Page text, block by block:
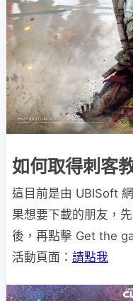
如何取得刺客
這目前是由 UBISoft
果想要下載的朋友，
後，再點擊 Get the
活動頁面： 請點我